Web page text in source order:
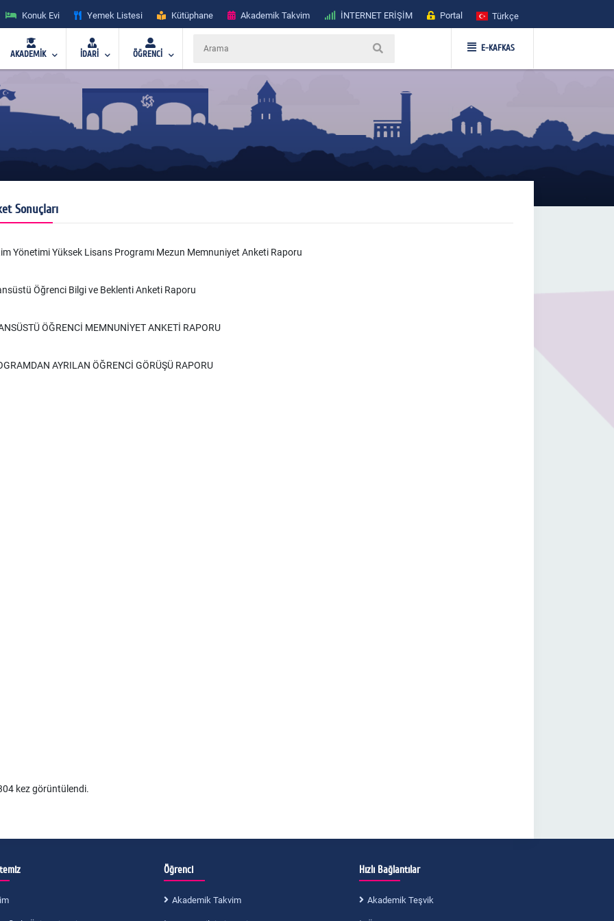
Konuk Evi Yemek Listesi Kütüphane Akademik Takvim İNTERNET ERİŞİM Portal Türkçe
AKADEMİK İDARİ ÖĞRENCİ
E-KAFKAS
Sonuçları
Yönetimi Yüksek Lisans Programı Mezun Memnuniyet Anketi Raporu
Öğrenci Bilgi ve Beklenti Anketi Raporu
ÖĞRENCİ MEMNUNİYET ANKETİ RAPORU
AYRILAN ÖĞRENCİ GÖRÜŞÜ RAPORU
kez görüntülendi.
Öğrenci
Akademik Takvim
Hızlı Bağlantılar
Akademik Teşvik